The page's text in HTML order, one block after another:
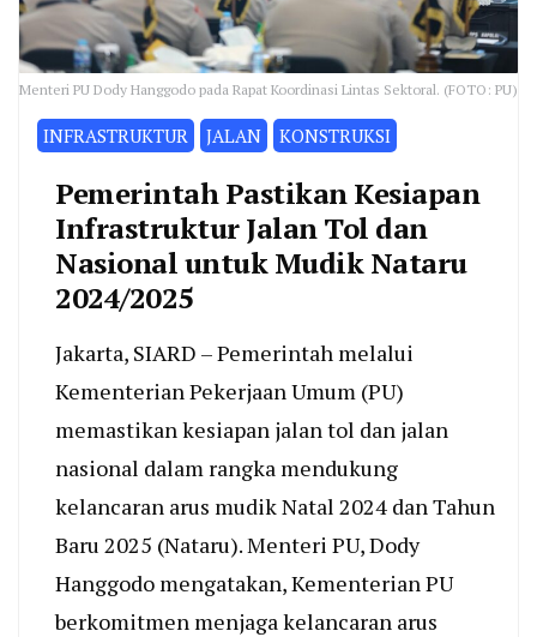
Menteri PU Dody Hanggodo pada Rapat Koordinasi Lintas Sektoral. (FOTO: PU)
INFRASTRUKTUR JALAN KONSTRUKSI
Pemerintah Pastikan Kesiapan
Infrastruktur Jalan Tol dan
Nasional untuk Mudik Nataru
2024/2025
Jakarta, SIARD – Pemerintah melalui
Kementerian Pekerjaan Umum (PU)
memastikan kesiapan jalan tol dan jalan
nasional dalam rangka mendukung
kelancaran arus mudik Natal 2024 dan Tahun
Baru 2025 (Nataru). Menteri PU, Dody
Hanggodo mengatakan, Kementerian PU
berkomitmen menjaga kelancaran arus